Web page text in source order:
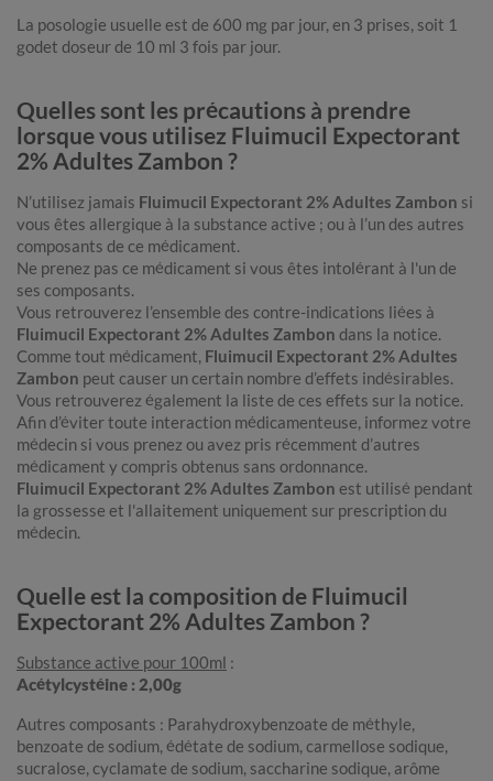
La posologie usuelle est de 600 mg par jour, en 3 prises, soit 1
godet doseur de 10 ml 3 fois par jour.
Quelles sont les précautions à prendre
lorsque vous utilisez Fluimucil Expectorant
2% Adultes Zambon ?
N’utilisez jamais Fluimucil Expectorant 2% Adultes Zambon si
vous êtes allergique à la substance active ; ou à l’un des autres
composants de ce médicament.
Ne prenez pas ce médicament si vous êtes intolérant à l'un de
ses composants.
Vous retrouverez l’ensemble des contre-indications liées à
Fluimucil Expectorant 2% Adultes Zambon dans la notice.
Comme tout médicament, Fluimucil Expectorant 2% Adultes
Zambon peut causer un certain nombre d’effets indésirables.
Vous retrouverez également la liste de ces effets sur la notice.
Afin d’éviter toute interaction médicamenteuse, informez votre
médecin si vous prenez ou avez pris récemment d’autres
médicament y compris obtenus sans ordonnance.
Fluimucil Expectorant 2% Adultes Zambon est utilisé pendant
la grossesse et l'allaitement uniquement sur prescription du
médecin.
Quelle est la composition de Fluimucil
Expectorant 2% Adultes Zambon ?
Substance active pour 100ml :
Acétylcystéine : 2,00g
Autres composants : Parahydroxybenzoate de méthyle,
benzoate de sodium, édétate de sodium, carmellose sodique,
sucralose, cyclamate de sodium, saccharine sodique, arôme